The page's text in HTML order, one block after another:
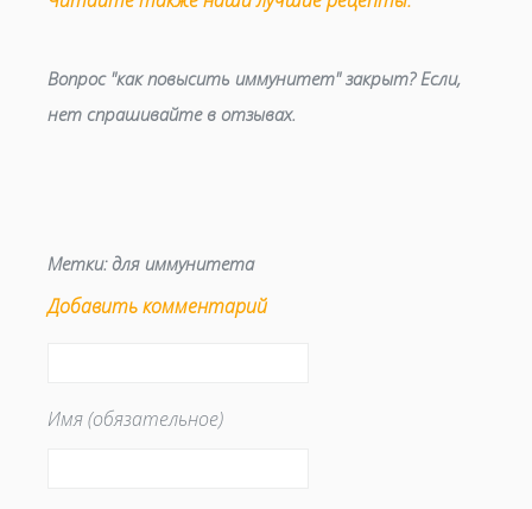
Вопрос "как повысить иммунитет" закрыт? Если,
нет спрашивайте в отзывах.
Метки: для иммунитета
Добавить комментарий
Имя (обязательное)